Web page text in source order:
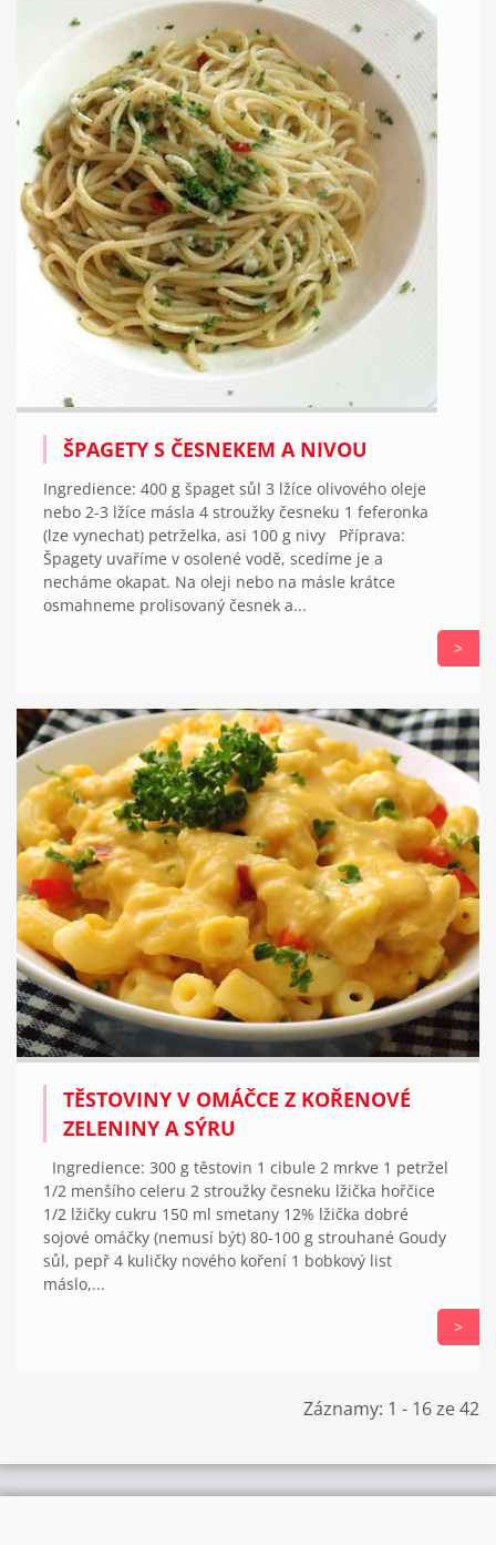
ŠPAGETY S ČESNEKEM A NIVOU
Ingredience: 400 g špaget sůl 3 lžíce olivového oleje
nebo 2-3 lžíce másla 4 stroužky česneku 1 feferonka
(lze vynechat) petrželka, asi 100 g nivy Příprava:
Špagety uvaříme v osolené vodě, scedíme je a
necháme okapat. Na oleji nebo na másle krátce
osmahneme prolisovaný česnek a...
>
TĚSTOVINY V OMÁČCE Z KOŘENOVÉ
ZELENINY A SÝRU
Ingredience: 300 g těstovin 1 cibule 2 mrkve 1 petržel
1/2 menšího celeru 2 stroužky česneku lžička hořčice
1/2 lžičky cukru 150 ml smetany 12% lžička dobré
sojové omáčky (nemusí být) 80-100 g strouhané Goudy
sůl, pepř 4 kuličky nového koření 1 bobkový list
máslo,...
>
Záznamy: 1 - 16 ze 42